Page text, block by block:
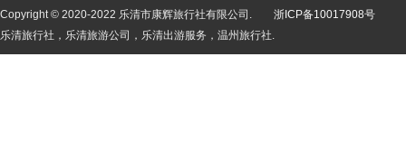
Copyright © 2020-2022 乐清市康辉旅行社有限公司. 浙ICP备10017908号
乐清旅行社，乐清旅游公司，乐清出游服务，温州旅行社.